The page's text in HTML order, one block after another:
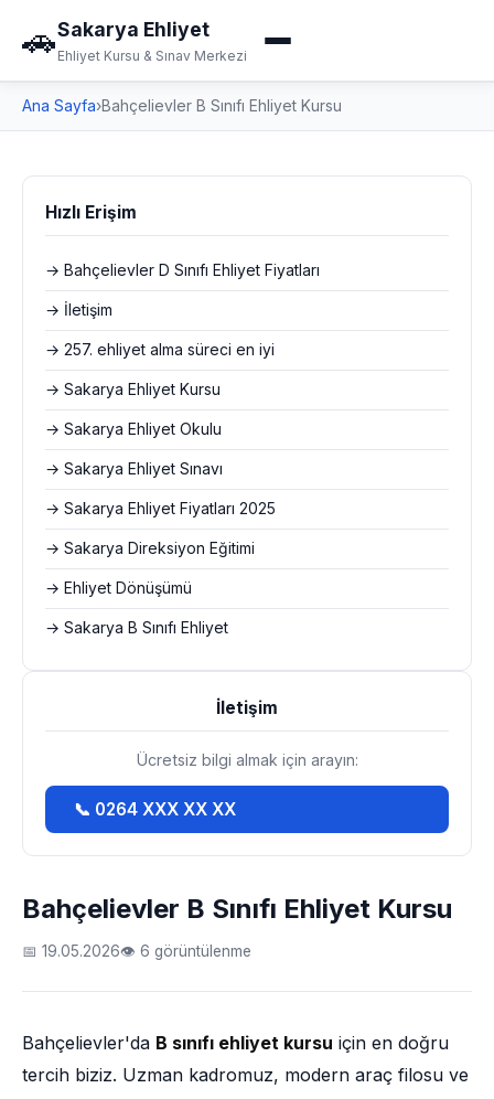
🚗Sakarya Ehliyet
Ehliyet Kursu & Sınav Merkezi
Ana Sayfa›Bahçelievler B Sınıfı Ehliyet Kursu
Bahçelievler B Sınıfı Ehliyet Kursu
📅 19.05.2026👁 6 görüntülenme
Bahçelievler'da B sınıfı ehliyet kursu için en doğru
tercih biziz. Uzman kadromuz, modern araç filosu ve
Hızlı Erişim
→ Bahçelievler D Sınıfı Ehliyet Fiyatları
→ İletişim
→ 257. ehliyet alma süreci en iyi
→ Sakarya Ehliyet Kursu
→ Sakarya Ehliyet Okulu
→ Sakarya Ehliyet Sınavı
→ Sakarya Ehliyet Fiyatları 2025
→ Sakarya Direksiyon Eğitimi
→ Ehliyet Dönüşümü
→ Sakarya B Sınıfı Ehliyet
İletişim
Ücretsiz bilgi almak için arayın:
📞 0264 XXX XX XX